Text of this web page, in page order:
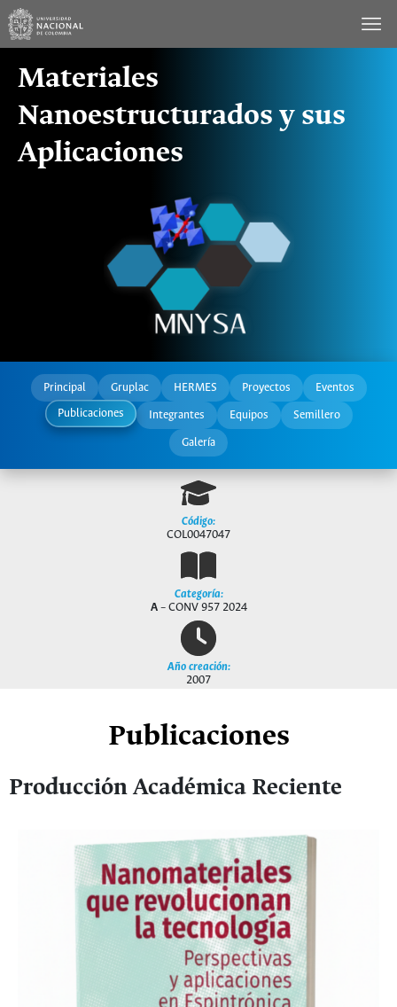
Saltar
contenido
Materiales
Nanoestructurados y sus
Aplicaciones
Principal Gruplac HERMES Proyectos
Eventos
Publicaciones
Integrantes Equipos Semillero
Galería
Código:
COL0047047
Categoría:
A– CONV 957 2024
Año creación:
2007
Publicaciones
Producción Académica Reciente